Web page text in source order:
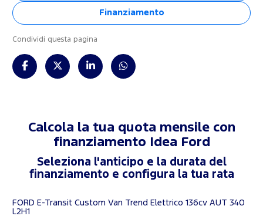
Finanziamento
Condividi questa pagina
Calcola la tua quota mensile con
finanziamento
Idea Ford
Seleziona l'anticipo e la durata del
finanziamento e configura la tua rata
FORD E-Transit Custom Van Trend Elettrico 136cv AUT 340
L2H1